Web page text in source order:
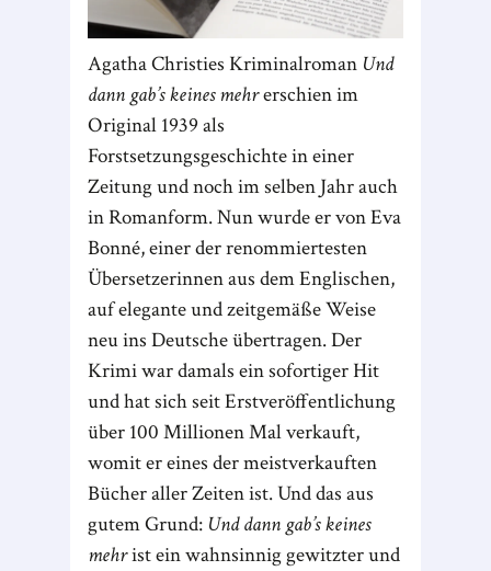
Agatha Christies Kriminalroman Und
dann gab’s keines mehrerschien im
Original 1939 als
Forstsetzungsgeschichte in einer
Zeitung und noch im selben Jahr auch
in Romanform. Nun wurde er von Eva
Bonné, einer der renommiertesten
Übersetzerinnen aus dem Englischen,
auf elegante und zeitgemäße Weise
neu ins Deutsche übertragen. Der
Krimi war damals ein sofortiger Hit
und hat sich seit Erstveröffentlichung
über 100 Millionen Mal verkauft,
womit er eines der meistverkauften
Bücher aller Zeiten ist. Und das aus
gutem Grund: Und dann gab’s keines
mehrist ein wahnsinnig gewitzter und